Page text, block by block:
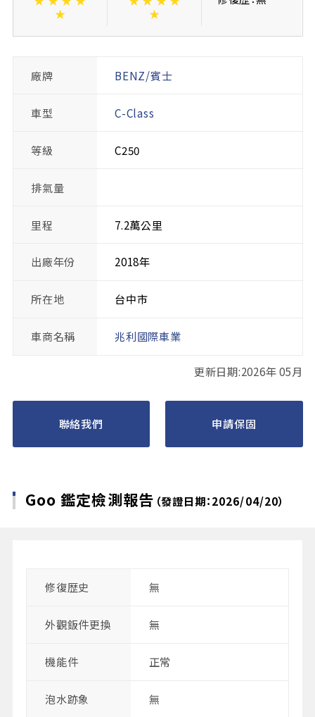
★
★
廠牌 BENZ/賓士
車型 C-Class
等級 C250
排氣量
里程 7.2萬公里
出廠年份 2018年
所在地 台中市
車商名稱 兆利國際車業
更新日期:2026年 05月
聯絡我們 申請保固
Goo 鑑定檢測報告 （發證日期：2026/04/20）
修復歴史 無
外觀鈑件更換 無
機能件 正常
泡水跡象 無